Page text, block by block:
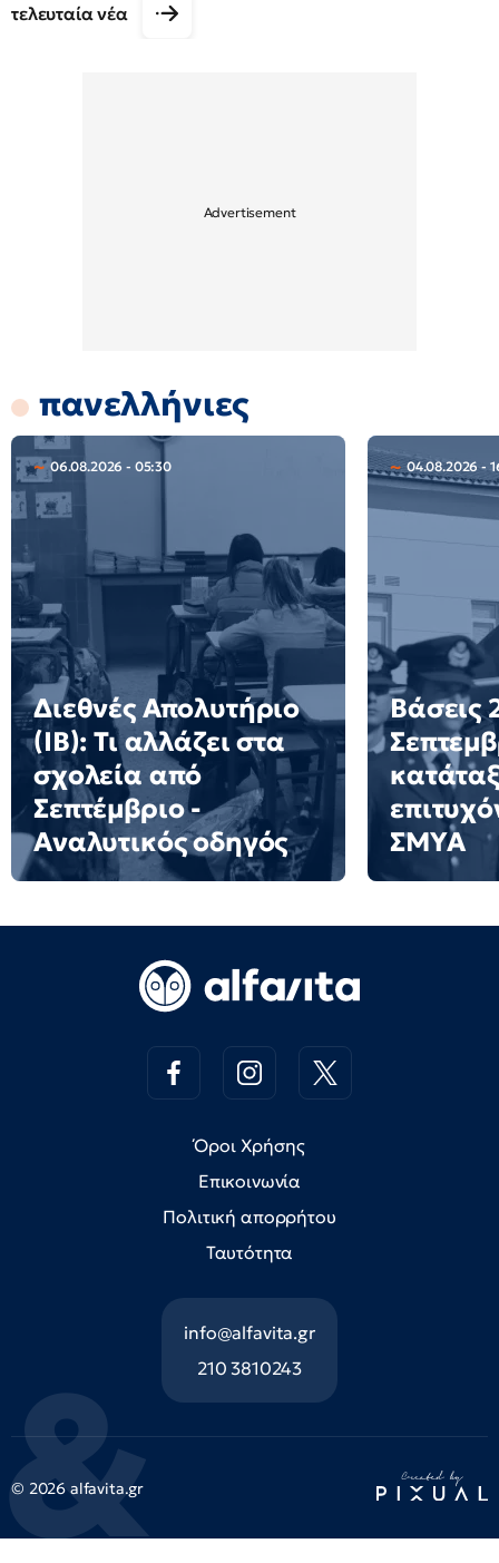
τελευταία νέα
πανελλήνιες
06.08.2026 - 05:30
Διεθνές Απολυτήριο
(IB): Τι αλλάζει στα
σχολεία από
Σεπτέμβριο -
Αναλυτικός οδηγός
04.08.2026 -
Βάσεις
ΣΜΥΑ
Όροι Χρήσης
Επικοινωνία
Πολιτική απορρήτου
Ταυτότητα
info@alfavita.gr
210 3810243
© 2026 alfavita.gr